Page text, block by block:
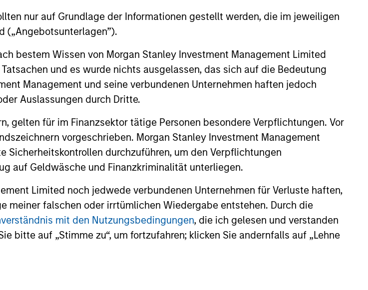
nur auf Grundlage der Informationen gestellt werden, die im jeweiligen
(„Angebotsunterlagen”).
bestem Wissen von Morgan Stanley Investment Management Limited
und es wurde nichts ausgelassen, das sich auf die Bedeutung
Management und seine verbundenen Unternehmen haften jedoch
Auslassungen durch Dritte.
gelten für im Finanzsektor tätige Personen besondere Verpflichtungen. Vor
vorgeschrieben. Morgan Stanley Investment Management
Sicherheitskontrollen durchzuführen, um den Verpflichtungen
auf Geldwäsche und Finanzkriminalität unterliegen.
Limited noch jedwede verbundenen Unternehmen für Verluste haften,
meiner falschen oder irrtümlichen Wiedergabe entstehen. Durch die
mit den Nutzungsbedingungen, die ich gelesen und verstanden
bitte auf „Stimme zu“, um fortzufahren; klicken Sie andernfalls auf „Lehne
approach across the fixed income spectrum with the
less sensitive to interest rates movements and able to
environments.
ARTICLE